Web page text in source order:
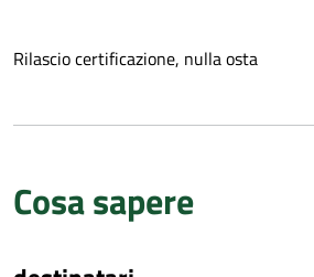
Rilascio certificazione, nulla osta
Cosa sapere